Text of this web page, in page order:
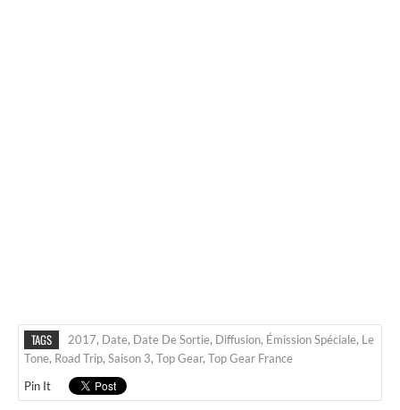
TAGS 2017, Date, Date De Sortie, Diffusion, Émission Spéciale, Le
Tone, Road Trip, Saison 3, Top Gear, Top Gear France
Pin It